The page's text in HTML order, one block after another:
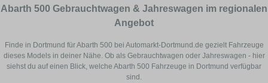
Abarth 500 Gebrauchtwagen & Jahreswagen im regionalen
Angebot
Finde in Dortmund für Abarth 500 bei Automarkt-Dortmund.de gezielt Fahrzeuge
dieses Models in deiner Nähe. Ob als Gebrauchtwagen oder Jahreswagen - hier
siehst du auf einen Blick, welche Abarth 500 Fahrzeuge in Dortmund verfügbar
sind.